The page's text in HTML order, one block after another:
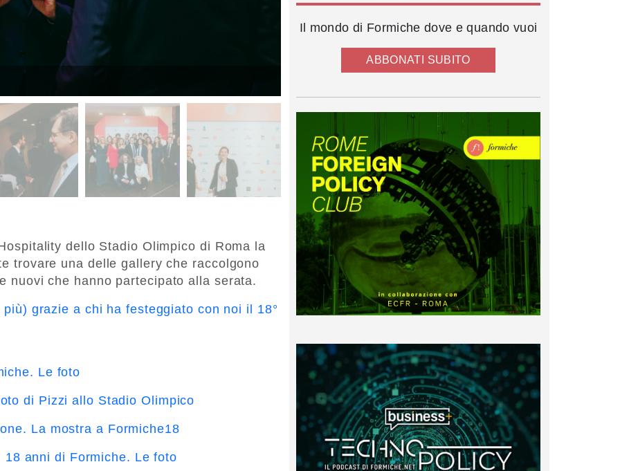
dello Stadio Olimpico di Roma la
trovare una delle gallery che raccolgono
nuovi che hanno partecipato alla serata.
più) grazie a chi ha festeggiato con noi il 18°
Le foto
di Pizzi allo Stadio Olimpico
La mostra a Formiche18
anni di Formiche. Le foto
Il mondo di Formiche dove e quando vuoi
ABBONATI SUBITO